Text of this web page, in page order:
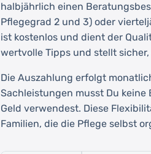
halbjährlich einen
Pflegegrad 2 und 3) oder
ist kostenlos und dient der
wertvolle Tipps und stellt
Die Auszahlung erfolgt
Sachleistungen musst Du
Geld verwendest. Diese
Familien, die die Pflege selbst